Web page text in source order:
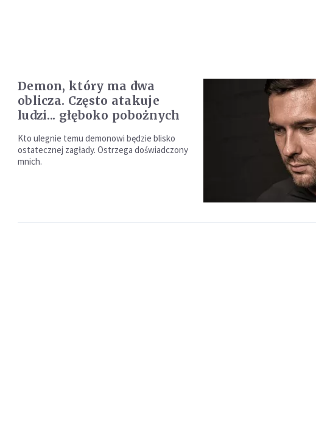
Demon, który ma dwa
oblicza. Często atakuje
ludzi... głęboko pobożnych
Kto ulegnie temu demonowi będzie blisko
ostatecznej zagłady. Ostrzega doświadczony
mnich.